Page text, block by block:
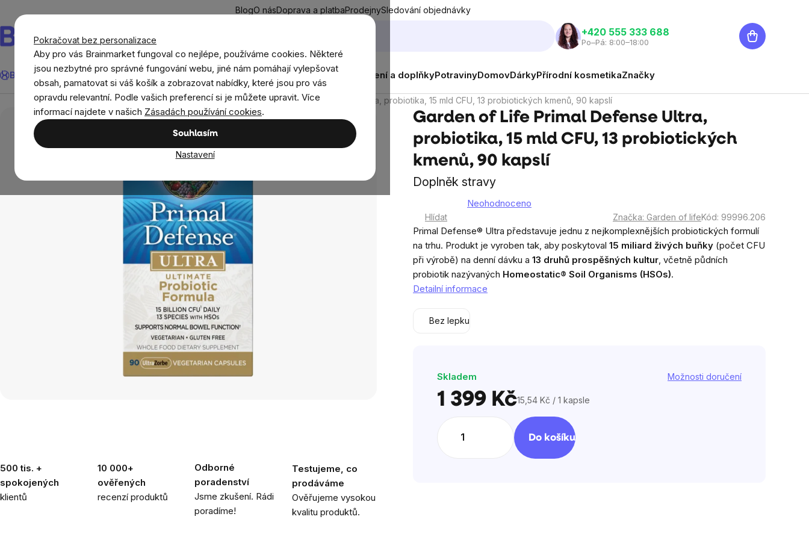
Pokračovat bez personalizace
Aby pro vás Brainmarket fungoval co nejlépe, používáme cookies. Některé
jsou nezbytné pro správné fungování webu, jiné nám pomáhají vylepšovat
obsah, pamatovat si váš košík a zobrazovat nabídky, které jsou pro vás
opravdu relevantní. Podle vašich preferencí si je můžete upravit. Více
informací najdete v našich Zásadách používání cookies.
Souhlasím
Nastavení
obsah
BlogO násDoprava a platbaProdejnySledování objednávky
Hledat
‭+420 555 333 688
Po–Pá: 8:00–18:00
Nákupní
košík
BrainMax® Léto Ušetři CíleDoplňky stravy a výživaNovinkyMužiŽenyDěti Oblečení a doplňkyPotravinyDomovDárkyPřírodní kosmetikaZnačky
Doplňky stravy a výživa Probiotika Garden of Life Primal Defense Ultra, probiotika, 15 mld CFU, 13 probiotických kmenů, 90 kapslí
Garden of Life Primal Defense Ultra,
probiotika, 15 mld CFU, 13 probiotických
kmenů, 90 kapslí
Doplněk stravy
hodnocení
je
0,0
z
5
Neohodnoceno
500 tis. +
spokojených
klientů
10 000+
ověřených
recenzí produktů
Odborné
poradenství
Jsme zkušení. Rádi
poradíme!
Testujeme, co
prodáváme
Ověřujeme vysokou
kvalitu produktů.
Hlídat Značka: Garden of lifeKód: 99996.206
Primal Defense® Ultra představuje jednu z nejkomplexnějších probiotických formulí
na trhu. Produkt je vyroben tak, aby poskytoval 15 miliard živých buňky (počet CFU
při výrobě) na denní dávku a 13 druhů prospěšných kultur, včetně půdních
probiotik nazývaných Homeostatic® Soil Organisms (HSOs).
Detailní informace
Bez lepku
Skladem Možnosti doručení
1 399 KčMěrná
cena:
15,54 Kč / 1 kapsle
Do košíku